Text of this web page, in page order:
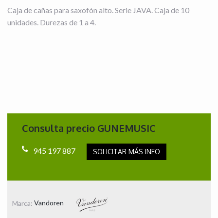
Caja de cañas para saxofón alto. Serie JAVA. Caja de 10
unidades. Durezas de 1 a 4.
Consulta precio GUNEMUSIC
945 197 887 SOLICITAR MÁS INFO
Marca: Vandoren